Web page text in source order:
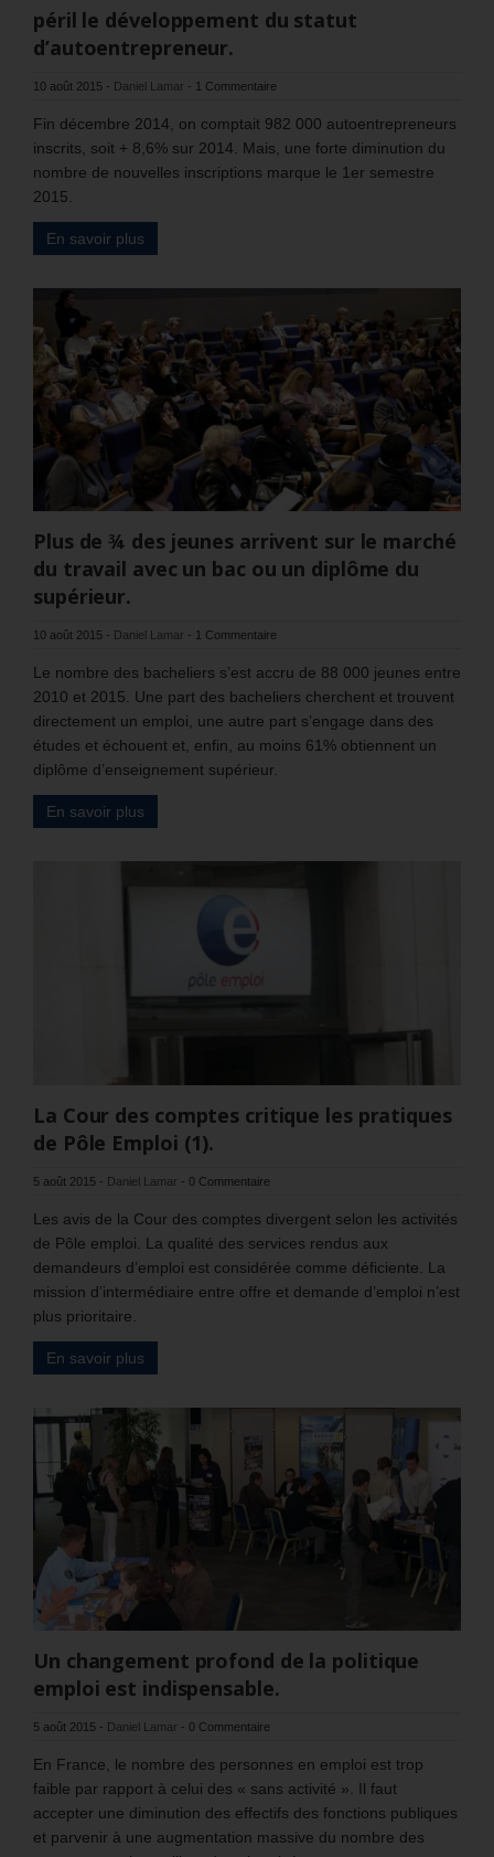
péril le développement du statut
d’autoentrepreneur.
10 août 2015 - Daniel Lamar - 1 Commentaire
Fin décembre 2014, on comptait 982 000 autoentrepreneurs
inscrits, soit + 8,6% sur 2014. Mais, une forte diminution du
nombre de nouvelles inscriptions marque le 1er semestre
2015.
En savoir plus
Plus de ¾ des jeunes arrivent sur le marché
du travail avec un bac ou un diplôme du
supérieur.
10 août 2015 - Daniel Lamar - 1 Commentaire
Le nombre des bacheliers s’est accru de 88 000 jeunes entre
2010 et 2015. Une part des bacheliers cherchent et trouvent
directement un emploi, une autre part s’engage dans des
études et échouent et, enfin, au moins 61% obtiennent un
diplôme d’enseignement supérieur.
En savoir plus
La Cour des comptes critique les pratiques
de Pôle Emploi (1).
5 août 2015 - Daniel Lamar - 0 Commentaire
Les avis de la Cour des comptes divergent selon les activités
de Pôle emploi. La qualité des services rendus aux
demandeurs d’emploi est considérée comme déficiente. La
mission d’intermédiaire entre offre et demande d’emploi n’est
plus prioritaire.
En savoir plus
Un changement profond de la politique
emploi est indispensable.
5 août 2015 - Daniel Lamar - 0 Commentaire
En France, le nombre des personnes en emploi est trop
faible par rapport à celui des « sans activité ». Il faut
accepter une diminution des effectifs des fonctions publiques
et parvenir à une augmentation massive du nombre des